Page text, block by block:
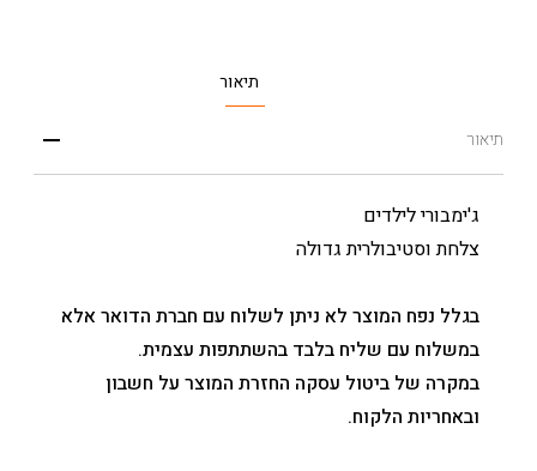
תיאור
תיאור
ג'ימבורי לילדים
צלחת וסטיבולרית גדולה
בגלל נפח המוצר לא ניתן לשלוח עם חברת הדואר אלא
במשלוח עם שליח בלבד בהשתתפות עצמית.
במקרה של ביטול עסקה החזרת המוצר על חשבון
ובאחריות הלקוח.